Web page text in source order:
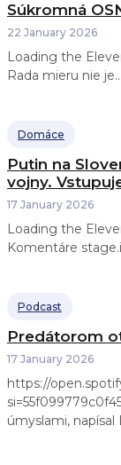
Súkromná
22 January 2026
Loading the
Rada mieru nie je...
Domáce
Putin na
vojny.
17 January 2026
Loading the
Komentáre
Podcast
Predátorom
17 January 2026
https://
si=55f099779c0f4510 Cesta do pekla je dláždená
úmyslami, napísal